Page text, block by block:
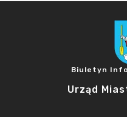
Biuletyn
Urząd